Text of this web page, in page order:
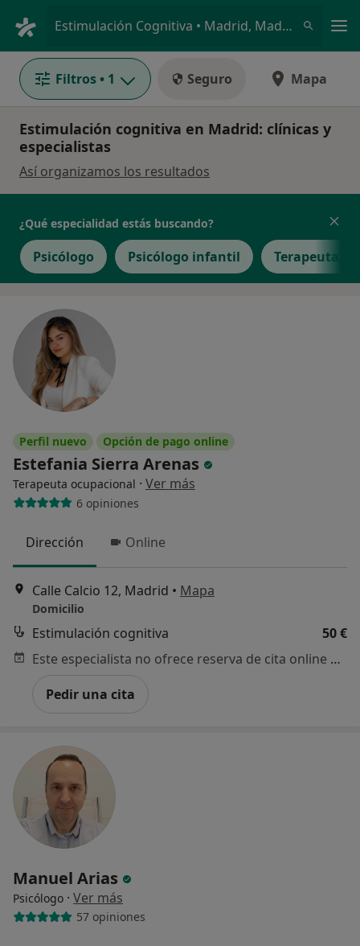
Estimulación Cognitiva • Madrid, Madrid
Filtros • 1 Seguro Mapa
Estimulación cognitiva en Madrid: clínicas y
especialistas
Así organizamos los resultados
¿Qué especialidad estás buscando?
Psicólogo Psicólogo infantil Terapeuta
Perfil nuevo Opción de pago online
Estefania Sierra Arenas
Terapeuta ocupacional · Ver más
6 opiniones
Dirección Online
Calle Calcio 12, Madrid • Mapa
Domicilio
Estimulación cognitiva
50 €
Este especialista no ofrece reserva de cita online en esta dirección.
Pedir una cita
Manuel Arias
Psicólogo · Ver más
57 opiniones